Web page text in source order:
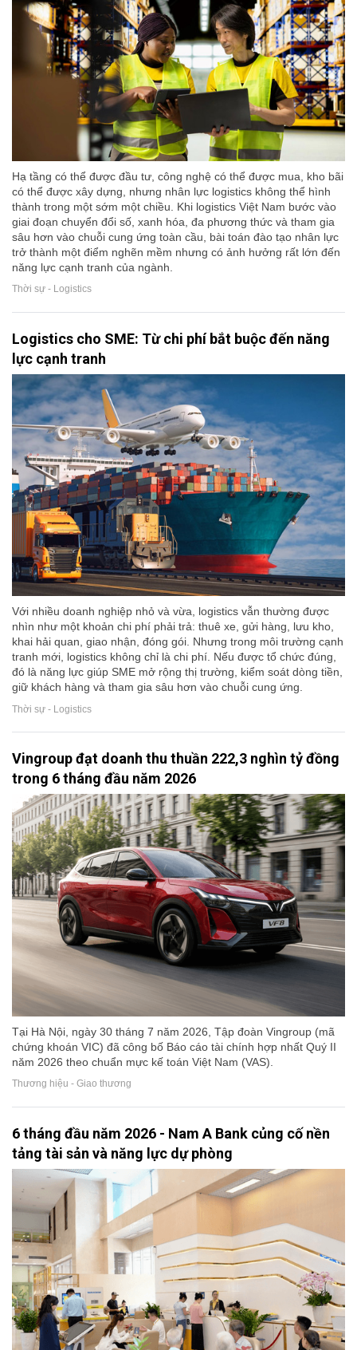
Hạ tầng có thể được đầu tư, công nghệ có thể được mua, kho bãi
có thể được xây dựng, nhưng nhân lực logistics không thể hình
thành trong một sớm một chiều. Khi logistics Việt Nam bước vào
giai đoạn chuyển đổi số, xanh hóa, đa phương thức và tham gia
sâu hơn vào chuỗi cung ứng toàn cầu, bài toán đào tạo nhân lực
trở thành một điểm nghẽn mềm nhưng có ảnh hưởng rất lớn đến
năng lực cạnh tranh của ngành.
Thời sự - Logistics
Logistics cho SME: Từ chi phí bắt buộc đến năng
lực cạnh tranh
Với nhiều doanh nghiệp nhỏ và vừa, logistics vẫn thường được
nhìn như một khoản chi phí phải trả: thuê xe, gửi hàng, lưu kho,
khai hải quan, giao nhận, đóng gói. Nhưng trong môi trường cạnh
tranh mới, logistics không chỉ là chi phí. Nếu được tổ chức đúng,
đó là năng lực giúp SME mở rộng thị trường, kiểm soát dòng tiền,
giữ khách hàng và tham gia sâu hơn vào chuỗi cung ứng.
Thời sự - Logistics
Vingroup đạt doanh thu thuần 222,3 nghìn tỷ đồng
trong 6 tháng đầu năm 2026
Tại Hà Nội, ngày 30 tháng 7 năm 2026, Tập đoàn Vingroup (mã
chứng khoán VIC) đã công bố Báo cáo tài chính hợp nhất Quý II
năm 2026 theo chuẩn mực kế toán Việt Nam (VAS).
Thương hiệu - Giao thương
6 tháng đầu năm 2026 - Nam A Bank củng cố nền
tảng tài sản và năng lực dự phòng